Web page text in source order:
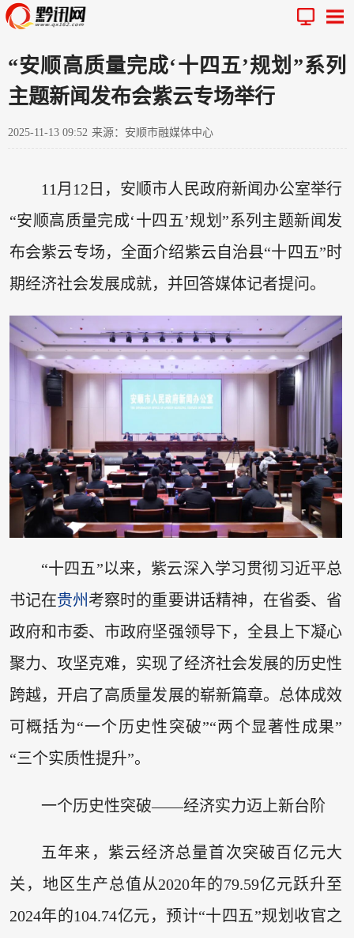
“安顺高质量完成‘十四五’规划”系列
主题新闻发布会紫云专场举行
2025-11-13 09:52 来源：安顺市融媒体中心
11月12日，安顺市人民政府新闻办公室举行
“安顺高质量完成‘十四五’规划”系列主题新闻发
布会紫云专场，全面介绍紫云自治县“十四五”时
期经济社会发展成就，并回答媒体记者提问。
“十四五”以来，紫云深入学习贯彻习近平总
书记在贵州 考察时的重要讲话精神，在省委、省
政府和市委、市政府坚强领导下，全县上下凝心
聚力、攻坚克难，实现了经济社会发展的历史性
跨越，开启了高质量发展的崭新篇章。总体成效
可概括为“一个历史性突破”“两个显著性成果”
“三个实质性提升”。
一个历史性突破——经济实力迈上新台阶
五年来，紫云经济总量首次突破百亿元大
关，地区生产总值从2020年的79.59亿元跃升至
2024年的104.74亿元，预计“十四五”规划收官之